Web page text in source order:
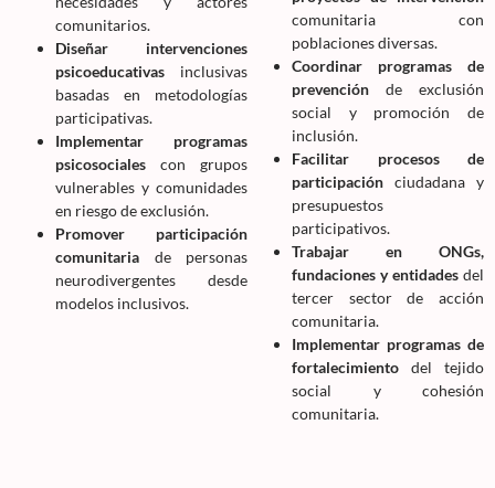
comunitarios.
Diseñar intervenciones
psicoeducativas inclusivas
basadas en metodologías
participativas.
Implementar programas
psicosociales con grupos
vulnerables y comunidades
en riesgo de exclusión.
Promover participación
comunitaria de personas
neurodivergentes desde
modelos inclusivos.
comunitaria con
poblaciones diversas.
Coordinar programas de
prevención de exclusión
social y promoción de
inclusión.
Facilitar procesos de
participación ciudadana y
presupuestos
participativos.
Trabajar en ONGs,
fundaciones y entidades del
tercer sector de acción
comunitaria.
Implementar programas de
fortalecimiento del tejido
social y cohesión
comunitaria.